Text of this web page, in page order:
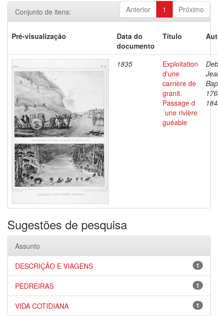
Anterior 1 Próximo
Conjunto de itens:
Pré-visualização
Data do
documento
Título
1835
Exploitation
d'une
carrière de
granit.
Passage d
´une rivière
guéable
Sugestões de pesquisa
Assunto
1
DESCRIÇÃO E VIAGENS
1
PEDREIRAS
1
VIDA COTIDIANA